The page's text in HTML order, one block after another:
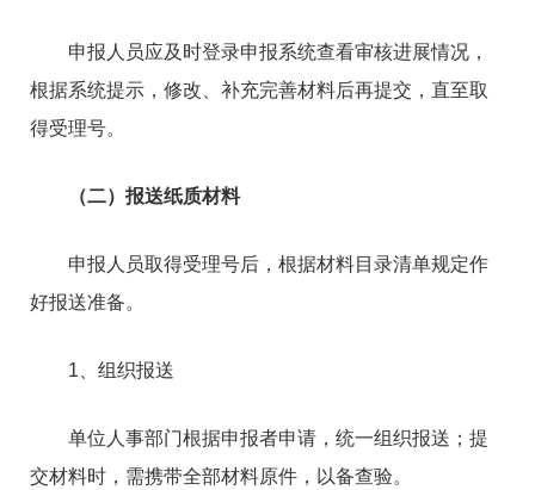
申报人员应及时登录申报系统查看审核进展情况，
根据系统提示，修改、补充完善材料后再提交，直至取
得受理号。
（二）报送纸质材料
申报人员取得受理号后，根据材料目录清单规定作
好报送准备。
1、组织报送
单位人事部门根据申报者申请，统一组织报送；提
交材料时，需携带全部材料原件，以备查验。